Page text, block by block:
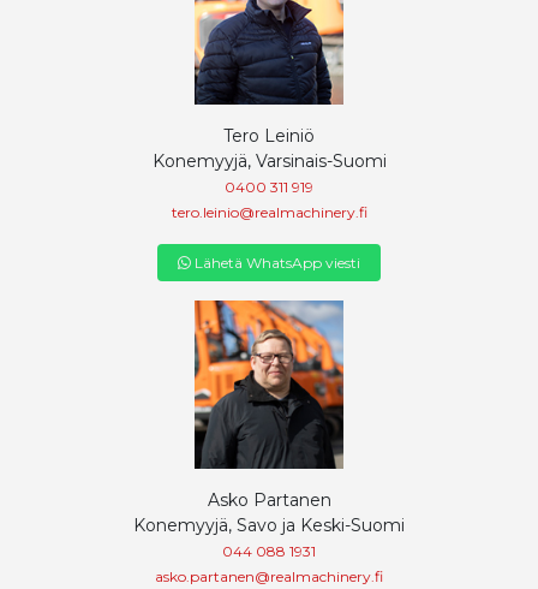
Tero Leiniö
Konemyyjä, Varsinais-Suomi
0400 311 919
tero.leinio@realmachinery.fi
Lähetä WhatsApp viesti
Asko Partanen
Konemyyjä, Savo ja Keski-Suomi
044 088 1931
asko.partanen@realmachinery.fi